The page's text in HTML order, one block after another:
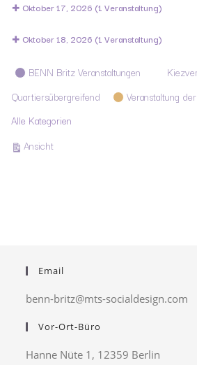
Oktober 17, 2026 (1 Veranstaltung)
Oktober 18, 2026 (1 Veranstaltung)
Kategorien
BENN Britz Veranstaltungen
Quartiersübergreifend
Veranstaltung
Alle Kategorien
Ansichtausdrucken
Email
benn-britz@mts-socialdesign.com
Vor-Ort-Büro
Hanne Nüte 1, 12359 Berlin